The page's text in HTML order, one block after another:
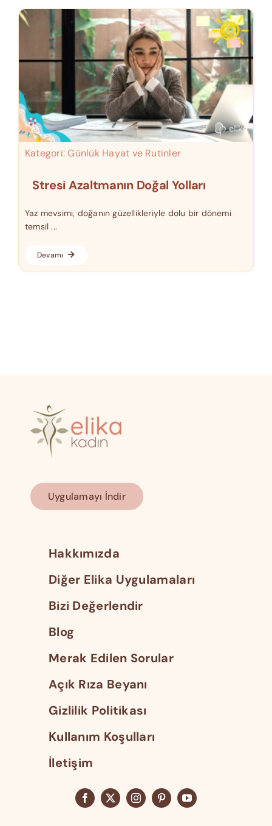
Kategori:Günlük Hayat ve Rutinler
Stresi Azaltmanın Doğal Yolları
Yaz mevsimi, doğanın güzellikleriyle dolu bir dönemi
temsil ...
Devamı
Uygulamayı İndir
Hakkımızda
Diğer Elika Uygulamaları
Bizi Değerlendir
Blog
Merak Edilen Sorular
Açık Rıza Beyanı
Gizlilik Politikası
Kullanım Koşulları
İletişim